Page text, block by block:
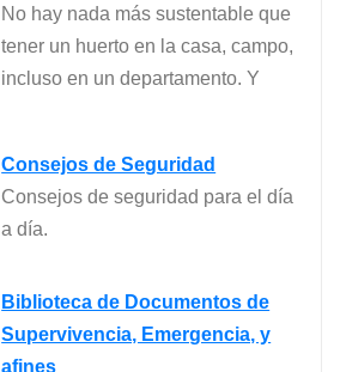
No hay nada más sustentable que
tener un huerto en la casa, campo,
incluso en un departamento. Y
Consejos de Seguridad
Consejos de seguridad para el día
a día.
Biblioteca de Documentos de
Supervivencia, Emergencia, y
afines